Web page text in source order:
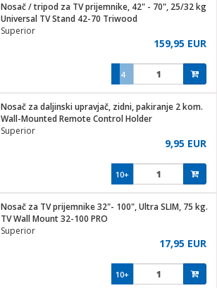
Nosač / tripod za TV prijemnike, 42" - 70", 25/32 kg
Universal TV Stand 42-70 Triwood
Superior
159,95 EUR
4
Nosač za daljinski upravjač, zidni, pakiranje 2 kom.
Wall-Mounted Remote Control Holder
Superior
9,95 EUR
10+
Nosač za TV prijemnike 32"- 100", Ultra SLIM, 75 kg.
TV Wall Mount 32-100 PRO
Superior
17,95 EUR
10+